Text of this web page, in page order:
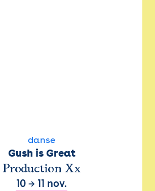
danse
Gush is Great
Production Xx
10 → 11 nov.